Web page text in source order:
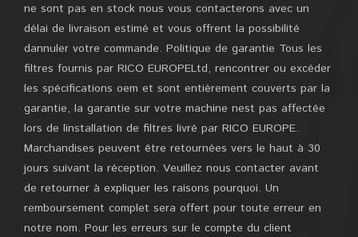
ne sont pas en stock nous vous contacterons avec un
délai de livraison estimé et vous offrent la possibilité
dannuler votre commande. Politique de garantie Tous les
filtres fournis par RICO EUROPELtd, rencontrer ou excéder
les spécifications oem et sont entièrement couverts par la
garantie, la garantie sur votre machine nest pas affectée
lors de linstallation de filtres livré par RICO EUROPE.
Marchandises peuvent être retournées vers le haut à 30
jours suivant la réception. Veuillez nous contacter avant
de retourner à expliquer les raisons pourquoi. Un
remboursement complet sera offert pour toute erreur en
notre nom. Pour les erreurs sur le compte du client